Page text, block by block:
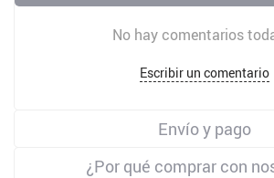
No hay comentarios
Escribir un comentario
Envío y pago
¿Por qué comprar con